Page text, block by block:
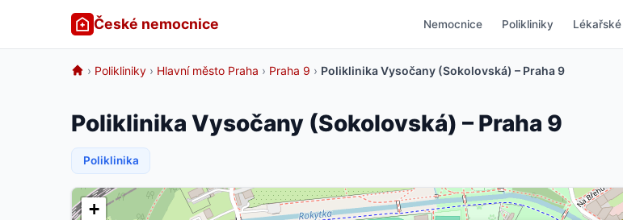
České nemocnice Nemocnice Polikliniky
› Polikliniky › Hlavní město Praha › Praha 9 › Poliklinika Vysočany (Sokolovská) – Praha 9
Poliklinika Vysočany (Sokolovská) – Praha 9
Poliklinika
+